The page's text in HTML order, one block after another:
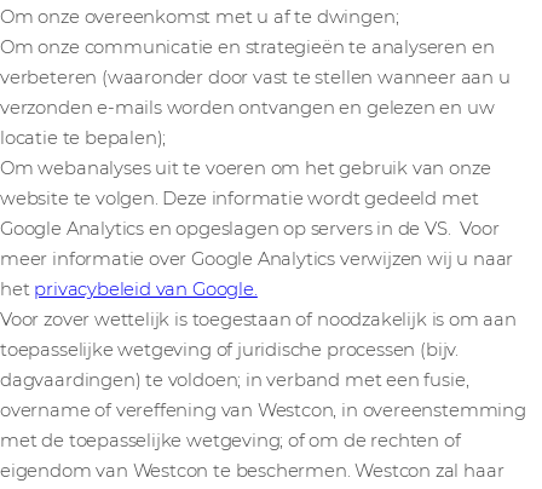
Om onze overeenkomst met u af te dwingen;
Om onze communicatie en strategieën te analyseren en
verbeteren (waaronder door vast te stellen wanneer aan u
verzonden e-mails worden ontvangen en gelezen en uw
locatie te bepalen);
Om webanalyses uit te voeren om het gebruik van onze
website te volgen. Deze informatie wordt gedeeld met
Google Analytics en opgeslagen op servers in de VS. Voor
meer informatie over Google Analytics verwijzen wij u naar
het privacybeleid van Google.
Voor zover wettelijk is toegestaan of noodzakelijk is om aan
toepasselijke wetgeving of juridische processen (bijv.
dagvaardingen) te voldoen; in verband met een fusie,
overname of vereffening van Westcon, in overeenstemming
met de toepasselijke wetgeving; of om de rechten of
eigendom van Westcon te beschermen. Westcon zal haar